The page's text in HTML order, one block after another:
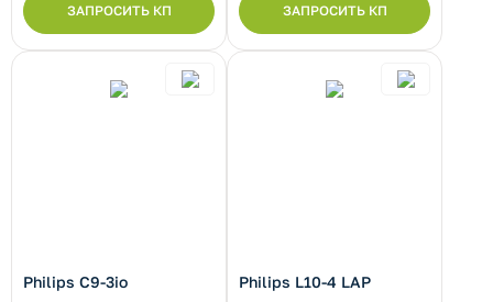
развернуть категорию
ЗАПРОСИТЬ КП ЗАПРОСИТЬ КП
Philips С9-3io Philips L10-4 LAP